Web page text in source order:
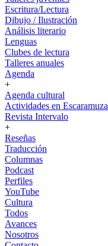
Escritura/Lectura
Dibujo / Ilustración
Análisis literario
Lenguas
Clubes de lectura
Talleres anuales
Agenda
+
Agenda cultural
Actividades en Escaramuza
Revista Intervalo
+
Reseñas
Traducción
Columnas
Podcast
Perfiles
YouTube
Cultura
Todos
Avances
Nosotros